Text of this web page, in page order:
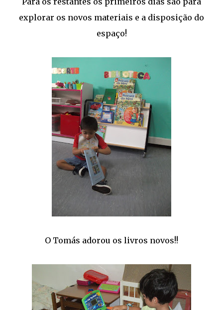
explorar os novos materiais e a disposição do
espaço!
O Tomás adorou os livros novos!!